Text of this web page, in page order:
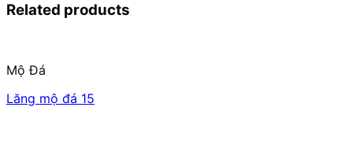
Related products
Mộ Đá
Lăng mộ đá 15